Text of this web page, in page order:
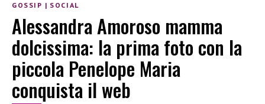
GOSSIP | SOCIAL
Alessandra Amoroso mamma
dolcissima: la prima foto con la
piccola Penelope Maria
conquista il web